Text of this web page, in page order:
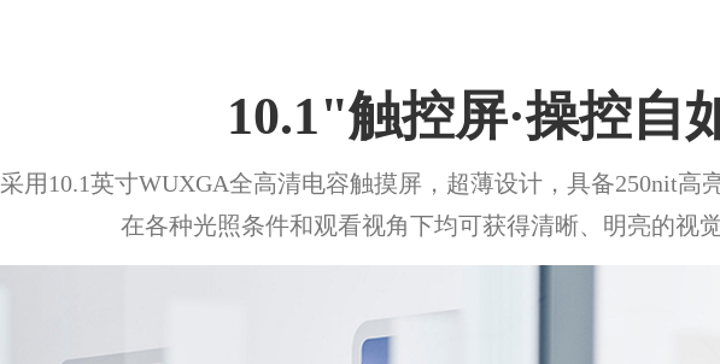
10.1"触控屏·操控自
采用10.1英寸WUXGA全高清电容触摸屏，超薄设计，具备250nit高
在各种光照条件和观看视角下均可获得清晰、明亮的视